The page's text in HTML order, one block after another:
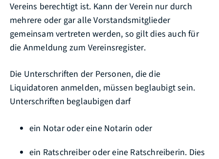
Vereins berechtigt ist. Kann der Verein nur durch
mehrere oder gar alle Vorstandsmitglieder
gemeinsam vertreten werden, so gilt dies auch für
die Anmeldung zum Vereinsregister.
Die Unterschriften der Personen, die die
Liquidatoren anmelden, müssen beglaubigt sein.
Unterschriften beglaubigen darf
ein Notar oder eine Notarin oder
ein Ratschreiber oder eine Ratschreiberin. Dies